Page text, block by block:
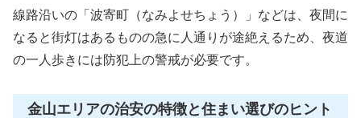
線路沿いの「波寄町（なみよせちょう）」などは、夜間に
なると街灯はあるものの急に人通りが途絶えるため、夜道
の一人歩きには防犯上の警戒が必要です。
金山エリアの治安の特徴と住まい選びのヒント